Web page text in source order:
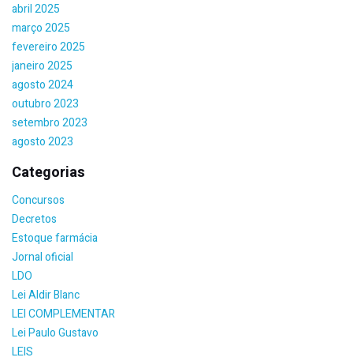
abril 2025
março 2025
fevereiro 2025
janeiro 2025
agosto 2024
outubro 2023
setembro 2023
agosto 2023
Categorias
Concursos
Decretos
Estoque farmácia
Jornal oficial
LDO
Lei Aldir Blanc
LEI COMPLEMENTAR
Lei Paulo Gustavo
LEIS